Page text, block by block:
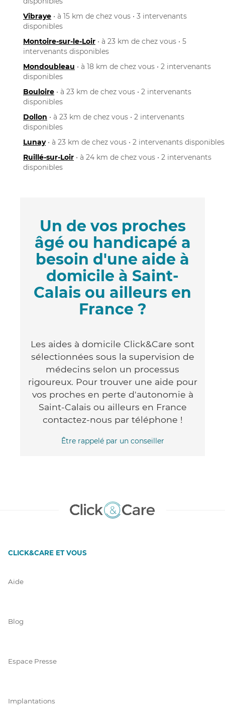
Vibraye • à 15 km de chez vous • 3 intervenants
disponibles
Montoire-sur-le-Loir • à 23 km de chez vous • 5
intervenants disponibles
Mondoubleau • à 18 km de chez vous • 2 intervenants
disponibles
Bouloire • à 23 km de chez vous • 2 intervenants
disponibles
Dollon • à 23 km de chez vous • 2 intervenants
disponibles
Lunay• à 23 km de chez vous • 2 intervenants disponibles
Ruillé-sur-Loir • à 24 km de chez vous • 2 intervenants
disponibles
Un de vos proches
âgé ou handicapé a
besoin d'une aide à
domicile à Saint-
Calais ou ailleurs en
France ?
Les aides à domicile Click&Care sont
sélectionnées sous la supervision de
médecins selon un processus
rigoureux. Pour trouver une aide pour
vos proches en perte d'autonomie à
Saint-Calais ou ailleurs en France
contactez-nous par téléphone !
Être rappelé par un conseiller
CLICK&CARE ET VOUS
Aide
Blog
Espace Presse
Implantations